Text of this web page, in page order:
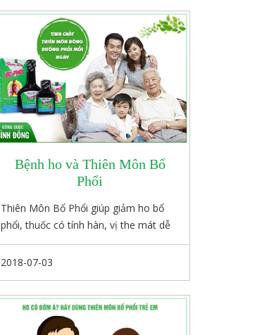
lương tâm của người bán hàng, là sự
trung thực của những người kinh
Bệnh ho và Thiên Môn Bổ
Phổi
Thiên Môn Bổ Phổi giúp giảm ho bổ
phổi, thuốc có tính hàn, vị the mát dễ
uống.
Sản phẩm ở dạng nước nên các thành
phù hợp với người có thể trạng yếu ớt,
sức đề kháng kém.
Thiên Môn Bổ Phổi phát huy hiệu quả
2018-07-03